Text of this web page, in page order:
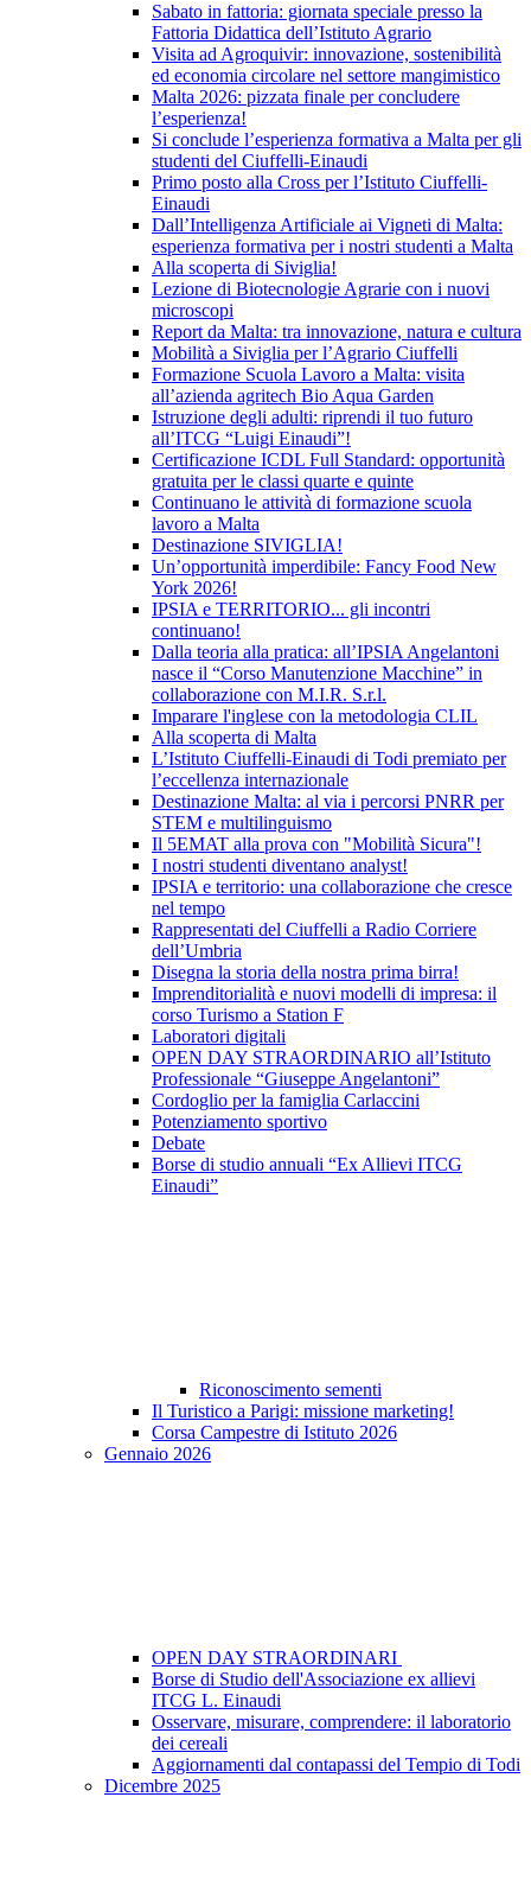
Sabato in fattoria: giornata speciale presso la
Fattoria Didattica dell’Istituto Agrario
Visita ad Agroquivir: innovazione, sostenibilità
ed economia circolare nel settore mangimistico
Malta 2026: pizzata finale per concludere
l’esperienza!
Si conclude l’esperienza formativa a Malta per gli
studenti del Ciuffelli-Einaudi
Primo posto alla Cross per l’Istituto Ciuffelli-
Einaudi
Dall’Intelligenza Artificiale ai Vigneti di Malta:
esperienza formativa per i nostri studenti a Malta
Alla scoperta di Siviglia!
Lezione di Biotecnologie Agrarie con i nuovi
microscopi
Report da Malta: tra innovazione, natura e cultura
Mobilità a Siviglia per l’Agrario Ciuffelli
Formazione Scuola Lavoro a Malta: visita
all’azienda agritech Bio Aqua Garden
Istruzione degli adulti: riprendi il tuo futuro
all’ITCG “Luigi Einaudi”!
Certificazione ICDL Full Standard: opportunità
gratuita per le classi quarte e quinte
Continuano le attività di formazione scuola
lavoro a Malta
Destinazione SIVIGLIA!
Un’opportunità imperdibile: Fancy Food New
York 2026!
IPSIA e TERRITORIO... gli incontri
continuano!
Dalla teoria alla pratica: all’IPSIA Angelantoni
nasce il “Corso Manutenzione Macchine” in
collaborazione con M.I.R. S.r.l.
Imparare l'inglese con la metodologia CLIL
Alla scoperta di Malta
L’Istituto Ciuffelli-Einaudi di Todi premiato per
l’eccellenza internazionale
Destinazione Malta: al via i percorsi PNRR per
STEM e multilinguismo
Il 5EMAT alla prova con "Mobilità Sicura"!
I nostri studenti diventano analyst!
IPSIA e territorio: una collaborazione che cresce
nel tempo
Rappresentati del Ciuffelli a Radio Corriere
dell’Umbria
Disegna la storia della nostra prima birra!
Imprenditorialità e nuovi modelli di impresa: il
corso Turismo a Station F
Laboratori digitali
OPEN DAY STRAORDINARIO all’Istituto
Professionale “Giuseppe Angelantoni”
Cordoglio per la famiglia Carlaccini
Potenziamento sportivo
Debate
Borse di studio annuali “Ex Allievi ITCG
Einaudi”
Riconoscimento sementi
Il Turistico a Parigi: missione marketing!
Corsa Campestre di Istituto 2026
Gennaio 2026
OPEN DAY STRAORDINARI
Borse di Studio dell'Associazione ex allievi
ITCG L. Einaudi
Osservare, misurare, comprendere: il laboratorio
dei cereali
Aggiornamenti dal contapassi del Tempio di Todi
Dicembre 2025